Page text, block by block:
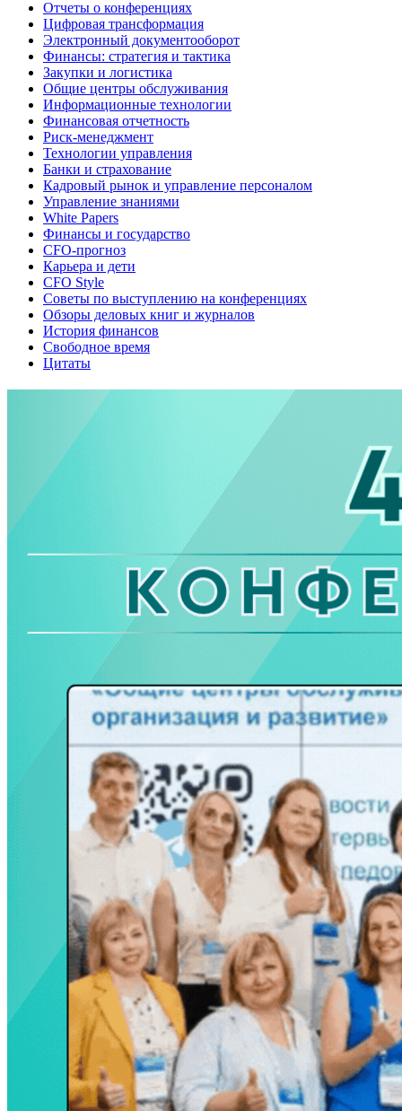
Отчеты о конференциях
Цифровая трансформация
Электронный документооборот
Финансы: стратегия и тактика
Закупки и логистика
Общие центры обслуживания
Информационные технологии
Финансовая отчетность
Риск-менеджмент
Технологии управления
Банки и страхование
Кадровый рынок и управление персоналом
Управление знаниями
White Papers
Финансы и государство
CFO-прогноз
Карьера и дети
CFO Style
Советы по выступлению на конференциях
Обзоры деловых книг и журналов
История финансов
Свободное время
Цитаты